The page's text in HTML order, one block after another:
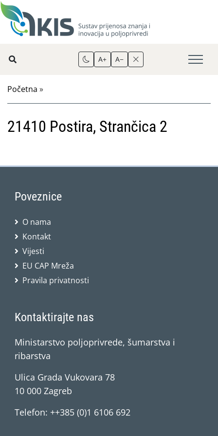
A+ A−
Početna »
21410 Postira, Strančica 2
Poveznice
O nama
Kontakt
Vijesti
EU CAP Mreža
Pravila privatnosti
Kontaktirajte nas
Ministarstvo poljoprivrede, šumarstva i
ribarstva
Ulica Grada Vukovara 78
10 000 Zagreb
Telefon: ++385 (0)1 6106 692